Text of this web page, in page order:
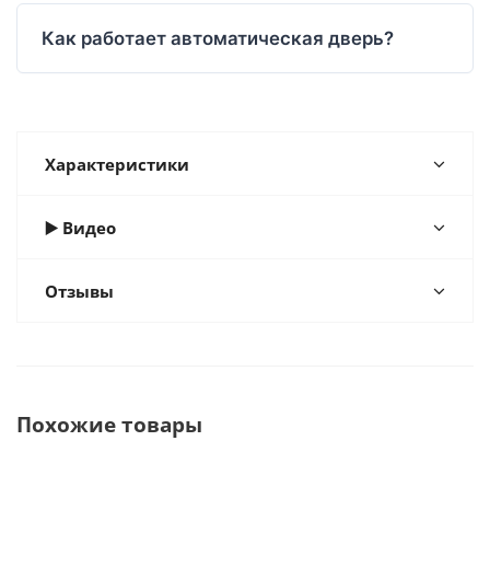
Как работает автоматическая дверь?
Характеристики
▶️ Видео
Отзывы
Похожие товары